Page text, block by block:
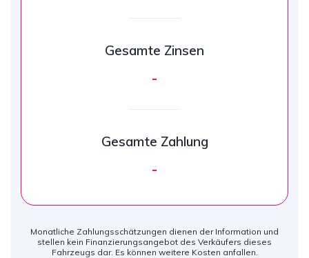
Gesamte Zinsen
-
Gesamte Zahlung
-
Monatliche Zahlungsschätzungen dienen der Information und
stellen kein Finanzierungsangebot des Verkäufers dieses
Fahrzeugs dar. Es können weitere Kosten anfallen.